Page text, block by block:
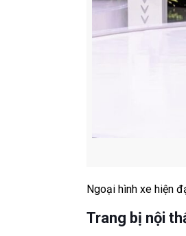
Ngoại hình xe hiện
Trang bị nội